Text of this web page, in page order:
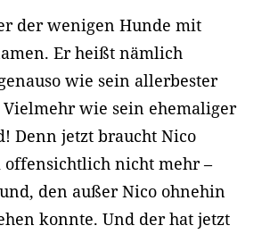
der wenigen Hunde mit
Er heißt nämlich
wie sein allerbester
wie sein ehemaliger
Denn jetzt braucht Nico
nicht mehr –
den außer Nico ohnehin
konnte. Und der hat jetzt